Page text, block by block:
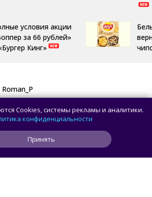
условия акции
за 66 рублей»
Кинг»
Roman_P
с помидорами
Cookies, системы рекламы и аналитики.
конфиденциальности
Принять